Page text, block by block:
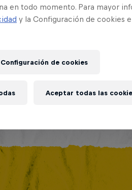
en todo momento. Para mayor
y la Configuración de cookies
Configuración de cookies
Aceptar todas las